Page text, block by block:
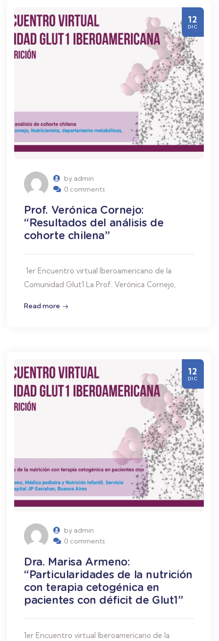
by admin
0 comments
Prof. Verónica Cornejo:
“Resultados del análisis de
cohorte chilena”
1er Encuentro virtual Iberoamericano de la
Comunidad Glut1 La Prof. Verónica Cornejo,
Read more
12
DIC
by admin
0 comments
Dra. Marisa Armeno:
“Particularidades de la nutrición
con terapia cetogénica en
pacientes con déficit de Glut1”
1er Encuentro virtual Iberoamericano de la
12
DIC